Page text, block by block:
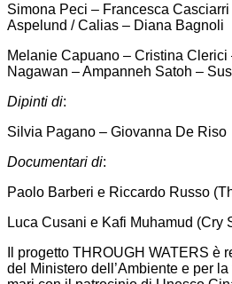
Simona Peci – Francesca
Aspelund / Calias – Diana Bagnoli
Melanie Capuano – Cristina
Nagawan – Ampanneh Satoh –
Dipinti di:
Silvia Pagano – Giovanna De Riso
Documentari di:
Paolo Barberi e Riccardo Russo
Luca Cusani e Kafi Muhamud (Cry
Il progetto THROUGH WATERS è
del Ministero dell’Ambiente e per